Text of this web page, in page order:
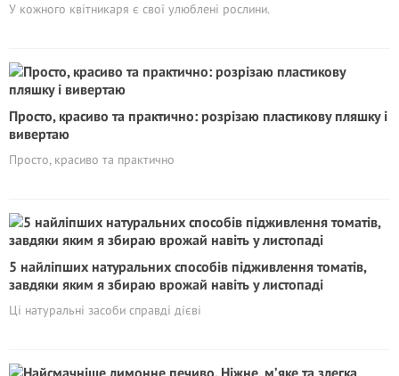
У кожного квітникаря є свої улюблені рослини.
Просто, красиво та практично: розрізаю пластикову пляшку і
вивертаю
Просто, красиво та практично
5 найліпших натуральних способів підживлення томатів,
завдяки яким я збираю врожай навіть у листопаді
Ці натуральні засоби справді дієві